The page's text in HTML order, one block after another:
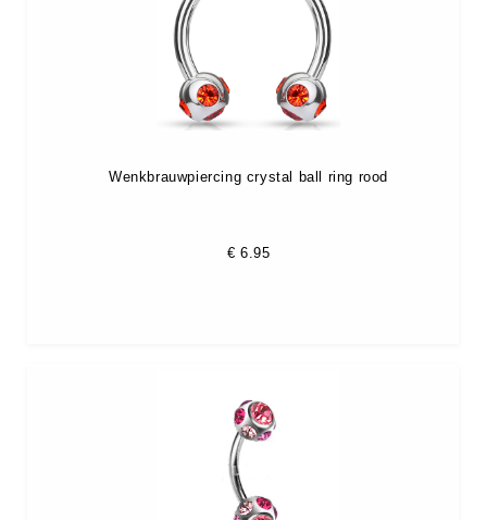
Wenkbrauwpiercing crystal ball ring rood
€ 6.95